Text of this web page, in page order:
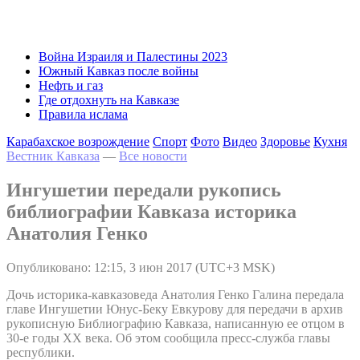
Война Израиля и Палестины 2023
Южный Кавказ после войны
Нефть и газ
Где отдохнуть на Кавказе
Правила ислама
Карабахское возрождение Спорт Фото Видео Здоровье Кухня
Вестник Кавказа — Все новости
Ингушетии передали рукопись
библиографии Кавказа историка
Анатолия Генко
Опубликовано: 12:15, 3 июн 2017 (UTC+3 MSK)
Дочь историка-кавказоведа Анатолия Генко Галина передала
главе Ингушетии Юнус-Беку Евкурову для передачи в архив
рукописную Библиографию Кавказа, написанную ее отцом в
30-е годы XX века. Об этом сообщила пресс-служба главы
республики.